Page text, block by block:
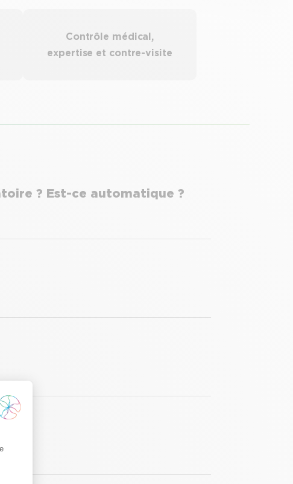
Contrôle médical,
expertise et contre-visite
? Est-ce automatique ?